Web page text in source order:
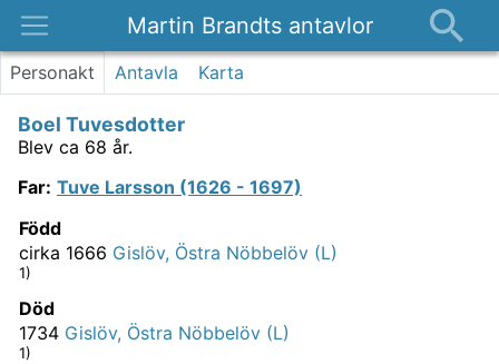
Martin Brandts antavlor
Platser
Om
Kontakt
Personakt Antavla Karta
Boel Tuvesdotter
Blev ca 68 år.
Far: Tuve Larsson (1626 - 1697)
Född
cirka 1666 Gislöv, Östra Nöbbelöv (L)
1)
Död
1734 Gislöv, Östra Nöbbelöv (L)
1)